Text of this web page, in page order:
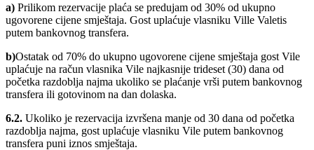
a) Prilikom rezervacije plaća se predujam od 30% od ukupno
ugovorene cijene smještaja. Gost uplaćuje vlasniku Ville Valetis
putem bankovnog transfera.
b)Ostatak od 70% do ukupno ugovorene cijene smještaja gost Vile
uplaćuje na račun vlasnika Vile najkasnije trideset (30) dana od
početka razdoblja najma ukoliko se plaćanje vrši putem bankovnog
transfera ili gotovinom na dan dolaska.
6.2. Ukoliko je rezervacija izvršena manje od 30 dana od početka
razdoblja najma, gost uplaćuje vlasniku Vile putem bankovnog
transfera puni iznos smještaja.